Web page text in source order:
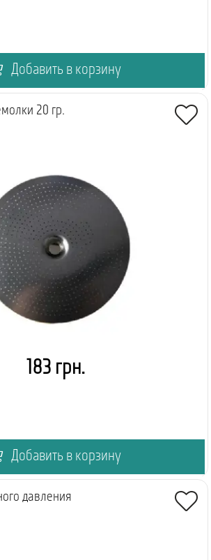
Добавить в корзину
20 гр.
183 грн.
Добавить в корзину
давления